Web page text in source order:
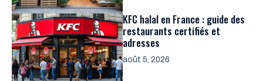
KFC halal en France : guide des
restaurants certifiés et
adresses
août 5, 2026